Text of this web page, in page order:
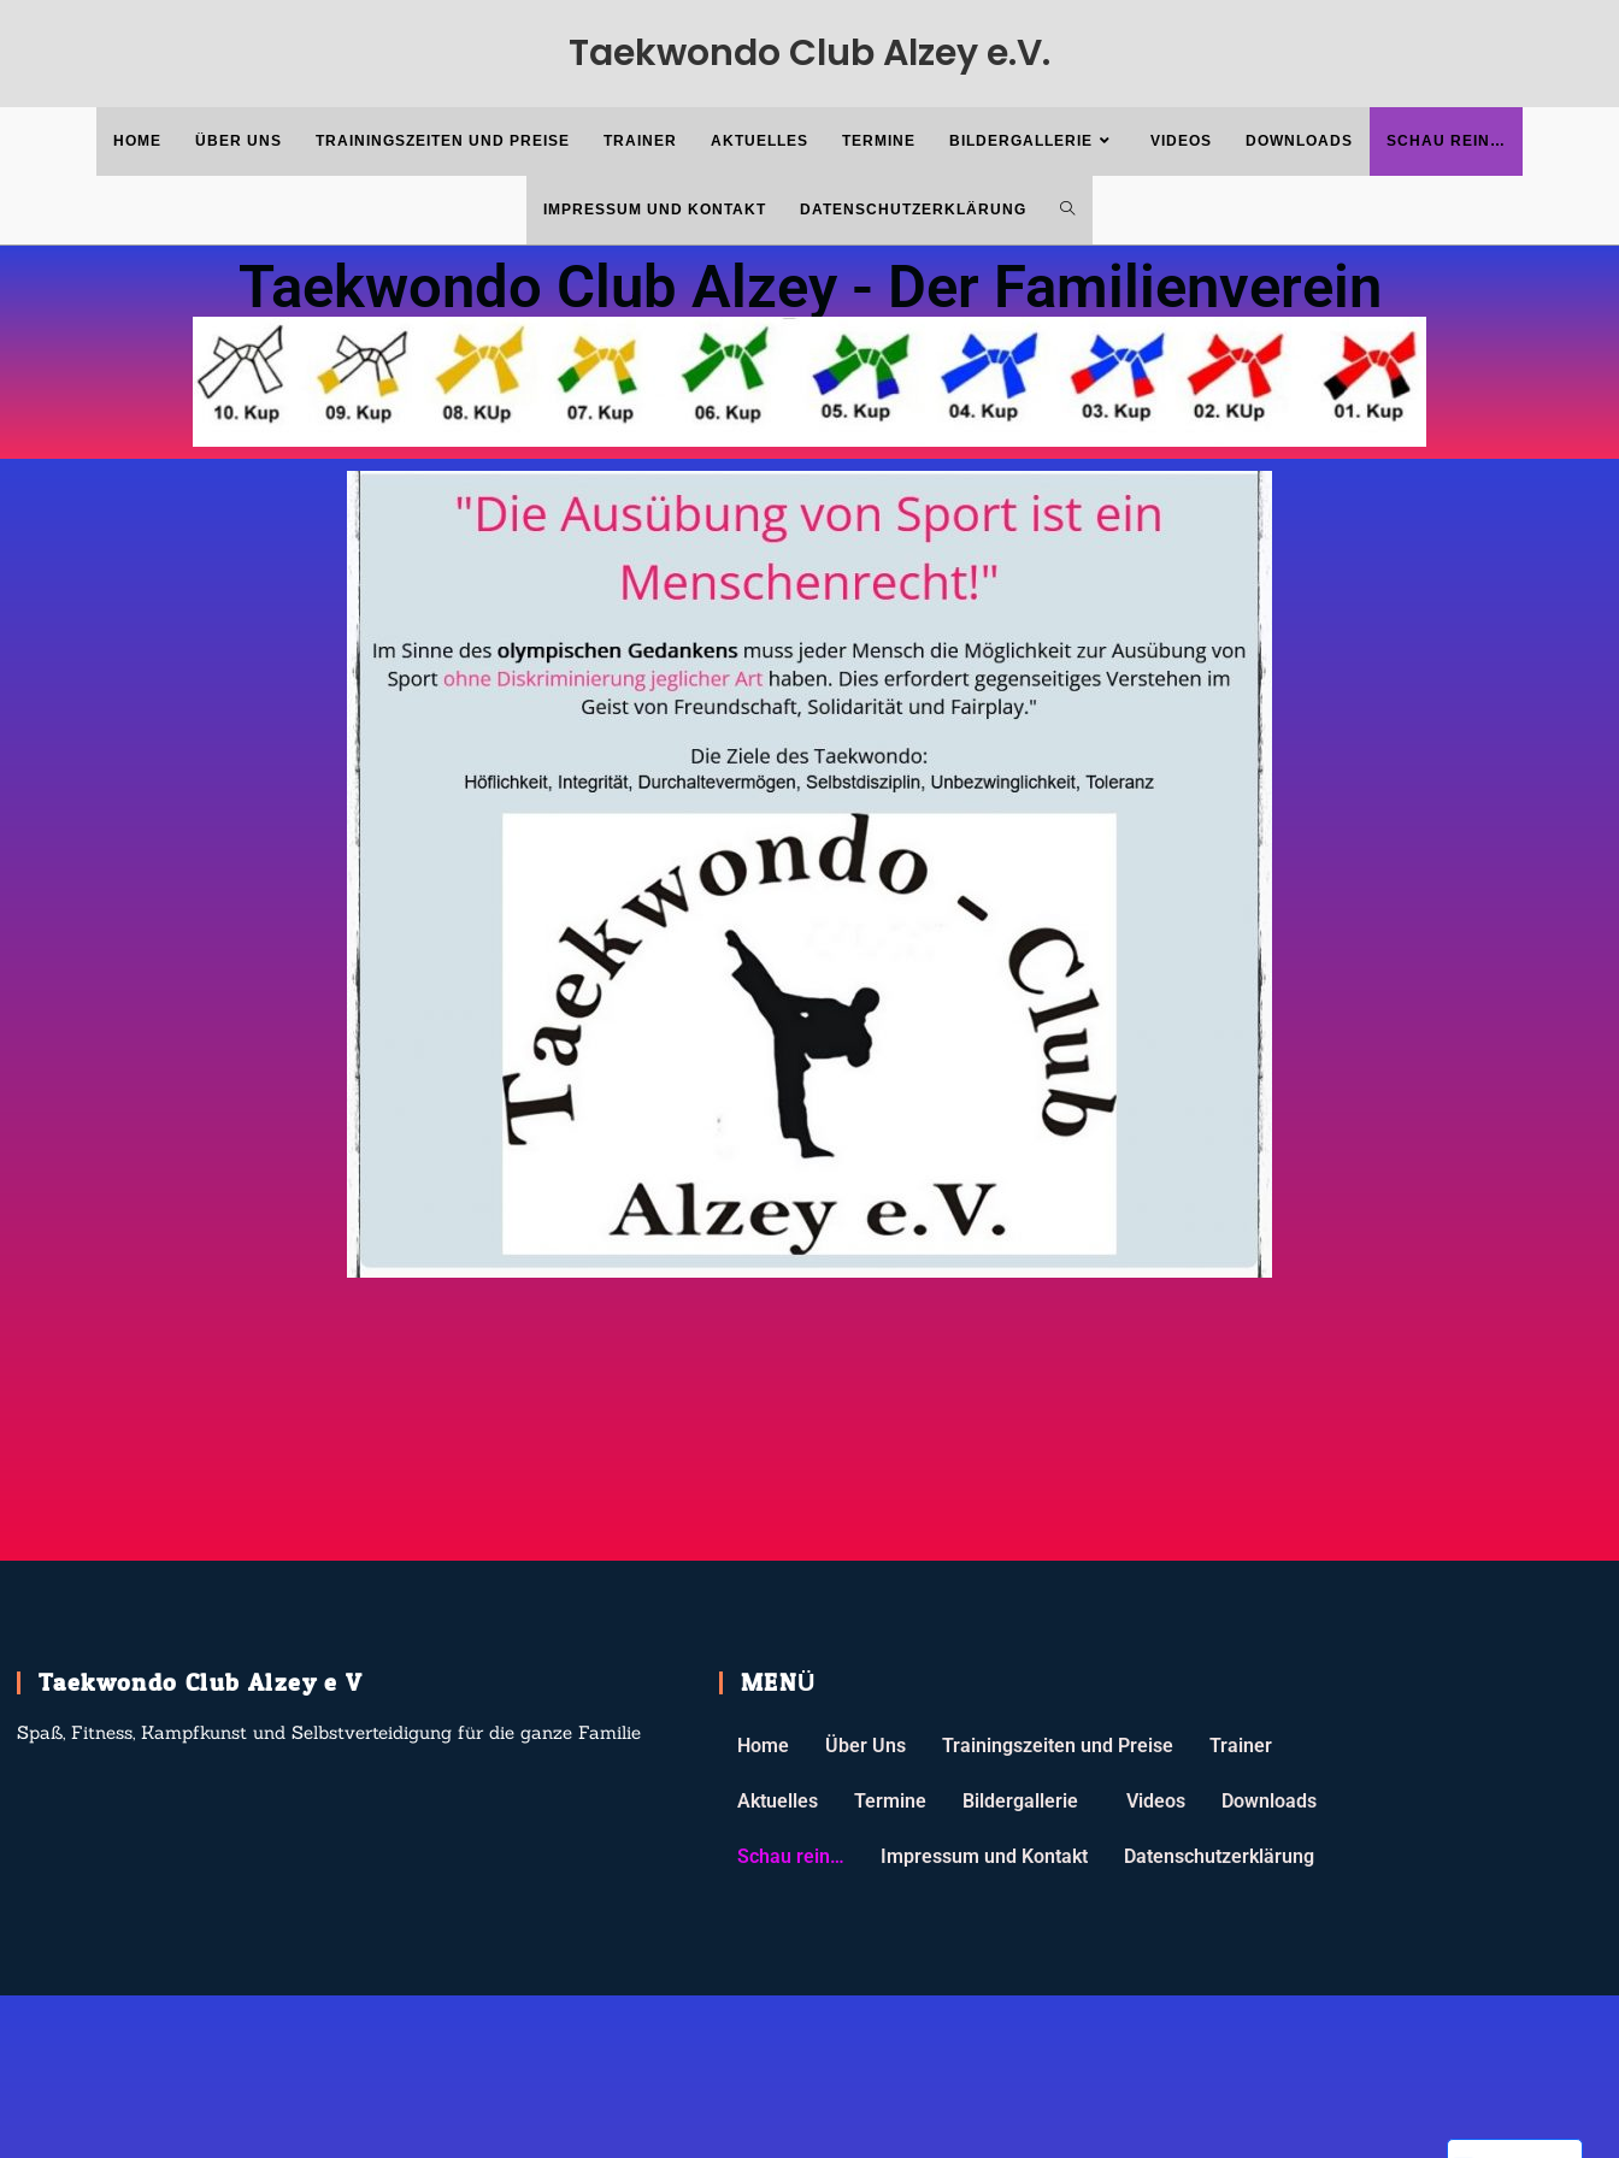
Taekwondo Club Alzey e.V.
HOME ÜBER UNS TRAININGSZEITEN UND PREISE TRAINER AKTUELLES TERMINE BILDERGALLERIE VIDEOS DOWNLOADS SCHAU REIN…
IMPRESSUM UND KONTAKT DATENSCHUTZERKLÄRUNG
Taekwondo Club Alzey - Der Familienverein
Taekwondo Club Alzey e.V.
Spaß, Fitness, Kampfkunst und Selbstverteidigung für die ganze Familie
MENÜ
Home Über Uns Trainingszeiten und Preise Trainer
Aktuelles Termine Bildergallerie Videos Downloads
Schau rein… Impressum und Kontakt Datenschutzerklärung